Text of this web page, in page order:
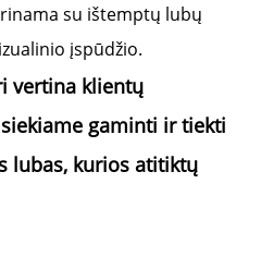
su ištemptų lubų
įspūdžio.
vertina klientų
gaminti ir tiekti